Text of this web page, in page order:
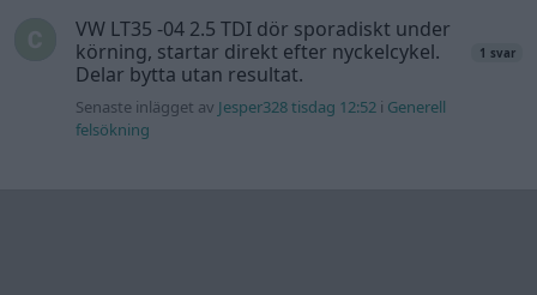
VW LT35 -04 2.5 TDI dör sporadiskt under
körning, startar direkt efter nyckelcykel.
Delar bytta utan resultat.
1 svar
Senaste inlägget av Jesper328 tisdag 12:52 i Generell
felsökning